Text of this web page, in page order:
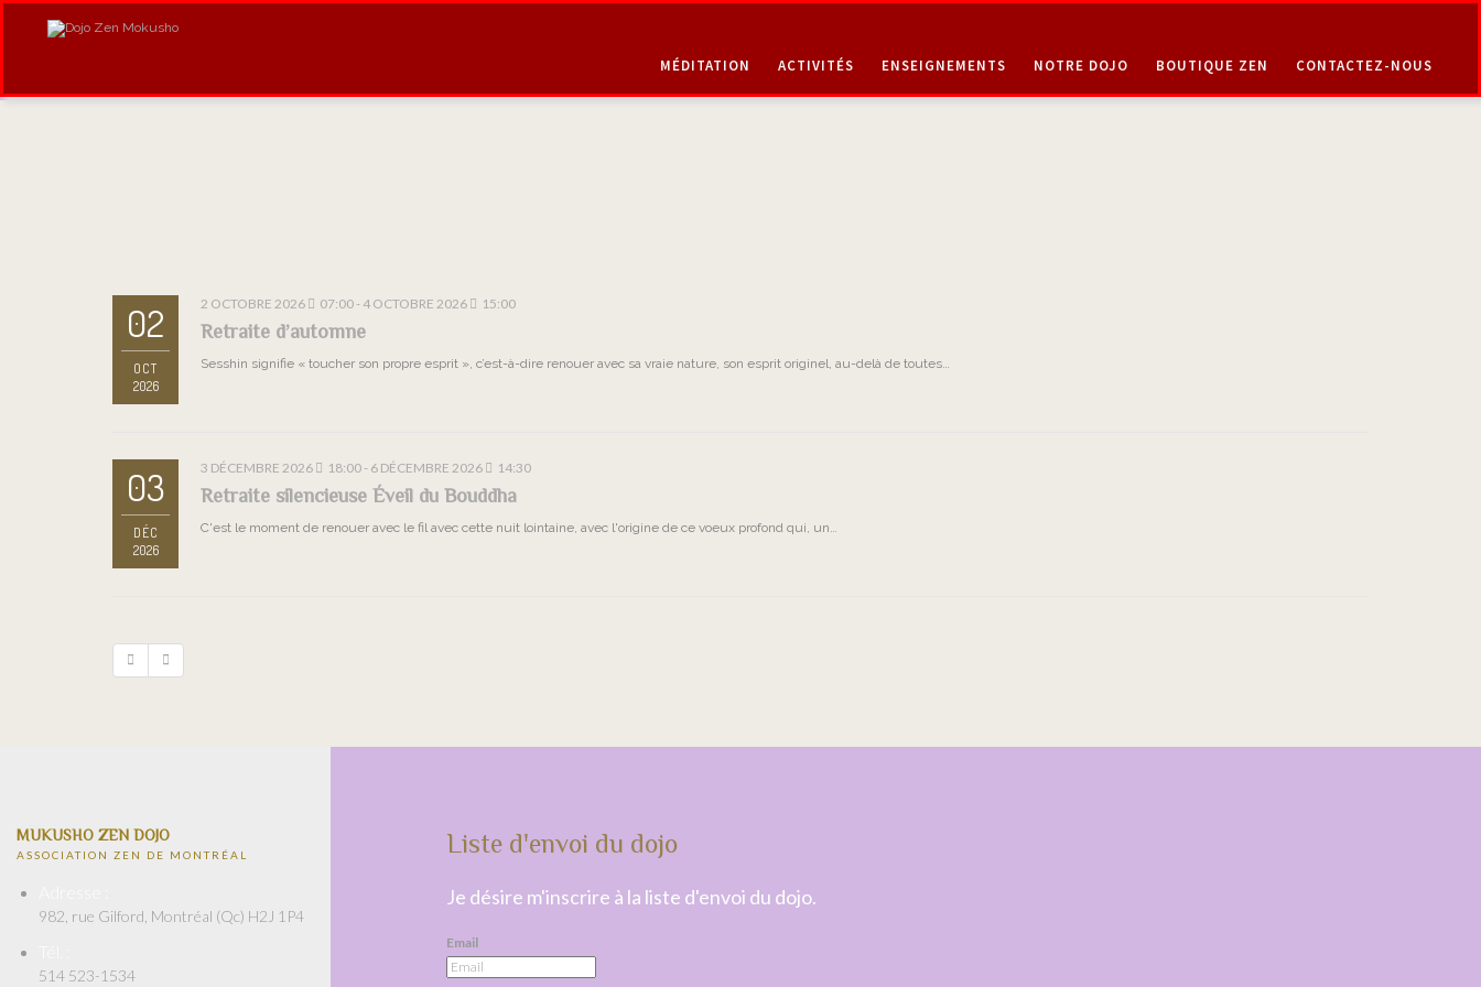
MÉDITATION ACTIVITÉS ENSEIGNEMENTS NOTRE DOJO BOUTIQUE ZEN CONTACTEZ-NOUS
02
OCT
2026
2 OCTOBRE 2026 07:00 - 4 OCTOBRE 2026 15:00
Retraite d’automne
Sesshin signifie « toucher son propre esprit », c’est-à-dire renouer avec sa vraie nature, son esprit originel, au-delà de toutes…
03
DÉC
2026
3 DÉCEMBRE 2026 18:00 - 6 DÉCEMBRE 2026 14:30
Retraite silencieuse Éveil du Bouddha
C'est le moment de renouer avec le fil avec cette nuit lointaine, avec l'origine de ce voeux profond qui, un…
MUKUSHO ZEN DOJO
ASSOCIATION ZEN DE MONTRÉAL
982, rue Gilford, Montréal (Qc) H2J 1P4
514 523-1534
Liste d'envoi du dojo
Je désire m'inscrire à la liste d'envoi du dojo.
Email